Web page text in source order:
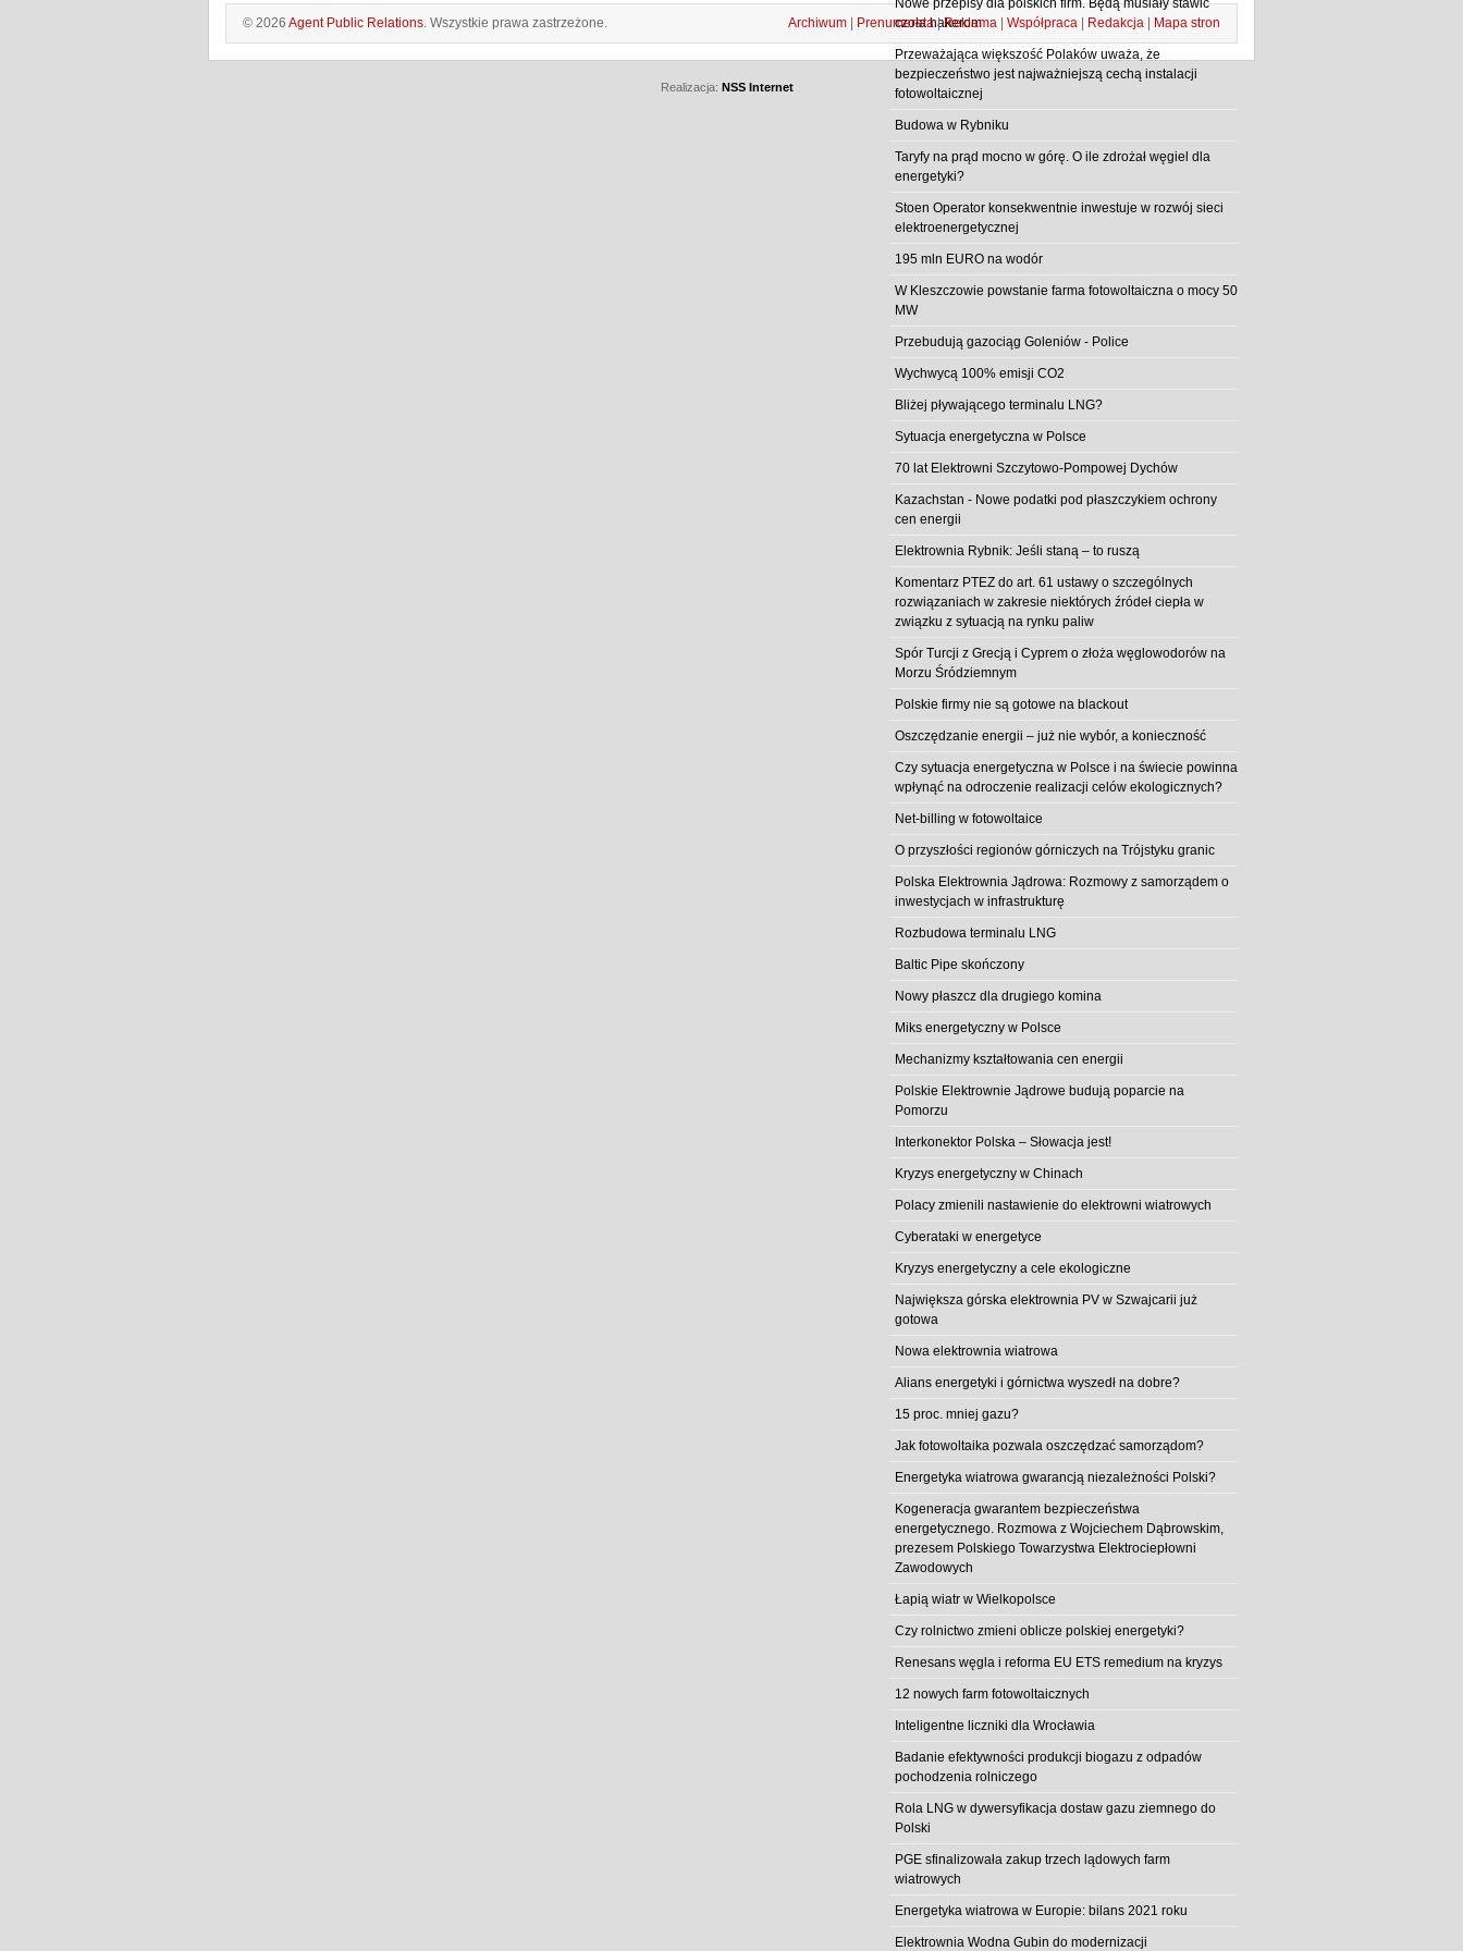
Nowe przepisy dla polskich firm. Będą musiały stawić
czoła hakerom
Przeważająca większość Polaków uważa, że
bezpieczeństwo jest najważniejszą cechą instalacji
fotowoltaicznej
Budowa w Rybniku
Taryfy na prąd mocno w górę. O ile zdrożał węgiel dla
energetyki?
Stoen Operator konsekwentnie inwestuje w rozwój sieci
elektroenergetycznej
195 mln EURO na wodór
W Kleszczowie powstanie farma fotowoltaiczna o mocy 50
MW
Przebudują gazociąg Goleniów - Police
Wychwycą 100% emisji CO2
Bliżej pływającego terminalu LNG?
Sytuacja energetyczna w Polsce
70 lat Elektrowni Szczytowo-Pompowej Dychów
Kazachstan - Nowe podatki pod płaszczykiem ochrony
cen energii
Elektrownia Rybnik: Jeśli staną – to ruszą
Komentarz PTEZ do art. 61 ustawy o szczególnych
rozwiązaniach w zakresie niektórych źródeł ciepła w
związku z sytuacją na rynku paliw
Spór Turcji z Grecją i Cyprem o złoża węglowodorów na
Morzu Śródziemnym
Polskie firmy nie są gotowe na blackout
Oszczędzanie energii – już nie wybór, a konieczność
Czy sytuacja energetyczna w Polsce i na świecie powinna
wpłynąć na odroczenie realizacji celów ekologicznych?
Net-billing w fotowoltaice
O przyszłości regionów górniczych na Trójstyku granic
Polska Elektrownia Jądrowa: Rozmowy z samorządem o
inwestycjach w infrastrukturę
Rozbudowa terminalu LNG
Baltic Pipe skończony
Nowy płaszcz dla drugiego komina
Miks energetyczny w Polsce
Mechanizmy kształtowania cen energii
Polskie Elektrownie Jądrowe budują poparcie na
Pomorzu
Interkonektor Polska – Słowacja jest!
Kryzys energetyczny w Chinach
Polacy zmienili nastawienie do elektrowni wiatrowych
Cyberataki w energetyce
Kryzys energetyczny a cele ekologiczne
Największa górska elektrownia PV w Szwajcarii już
gotowa
Nowa elektrownia wiatrowa
Alians energetyki i górnictwa wyszedł na dobre?
15 proc. mniej gazu?
Jak fotowoltaika pozwala oszczędzać samorządom?
Energetyka wiatrowa gwarancją niezależności Polski?
Kogeneracja gwarantem bezpieczeństwa
energetycznego. Rozmowa z Wojciechem Dąbrowskim,
prezesem Polskiego Towarzystwa Elektrociepłowni
Zawodowych
Łapią wiatr w Wielkopolsce
Czy rolnictwo zmieni oblicze polskiej energetyki?
Renesans węgla i reforma EU ETS remedium na kryzys
12 nowych farm fotowoltaicznych
Inteligentne liczniki dla Wrocławia
Badanie efektywności produkcji biogazu z odpadów
pochodzenia rolniczego
Rola LNG w dywersyfikacja dostaw gazu ziemnego do
Polski
PGE sfinalizowała zakup trzech lądowych farm
wiatrowych
Energetyka wiatrowa w Europie: bilans 2021 roku
Elektrownia Wodna Gubin do modernizacji
© 2026 Agent Public Relations. Wszystkie prawa zastrzeżone. Archiwum | Prenumerata|Reklama | Współpraca | Redakcja | Mapa stron
Realizacja: NSS Internet